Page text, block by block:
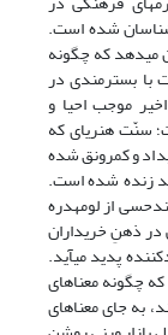
شده است.
می‏دهد که چگونه
با بسترمندی در
موجب احیا و
سنّت هنری‏ای که
و کم‏رونق شده
زنده شده است.
از لومه‏دره
ذهنِ خریداران
پدید می‏آید.
چگونه معناهای
به جای معناهای